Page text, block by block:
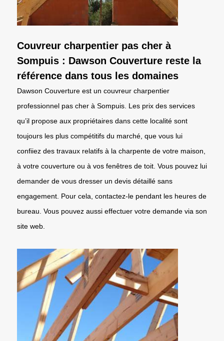
Couvreur charpentier pas cher à
Sompuis : Dawson Couverture reste la
référence dans tous les domaines
Dawson Couverture est un couvreur charpentier
professionnel pas cher à Sompuis. Les prix des services
qu’il propose aux propriétaires dans cette localité sont
toujours les plus compétitifs du marché, que vous lui
confiiez des travaux relatifs à la charpente de votre maison,
à votre couverture ou à vos fenêtres de toit. Vous pouvez lui
demander de vous dresser un devis détaillé sans
engagement. Pour cela, contactez-le pendant les heures de
bureau. Vous pouvez aussi effectuer votre demande via son
site web.